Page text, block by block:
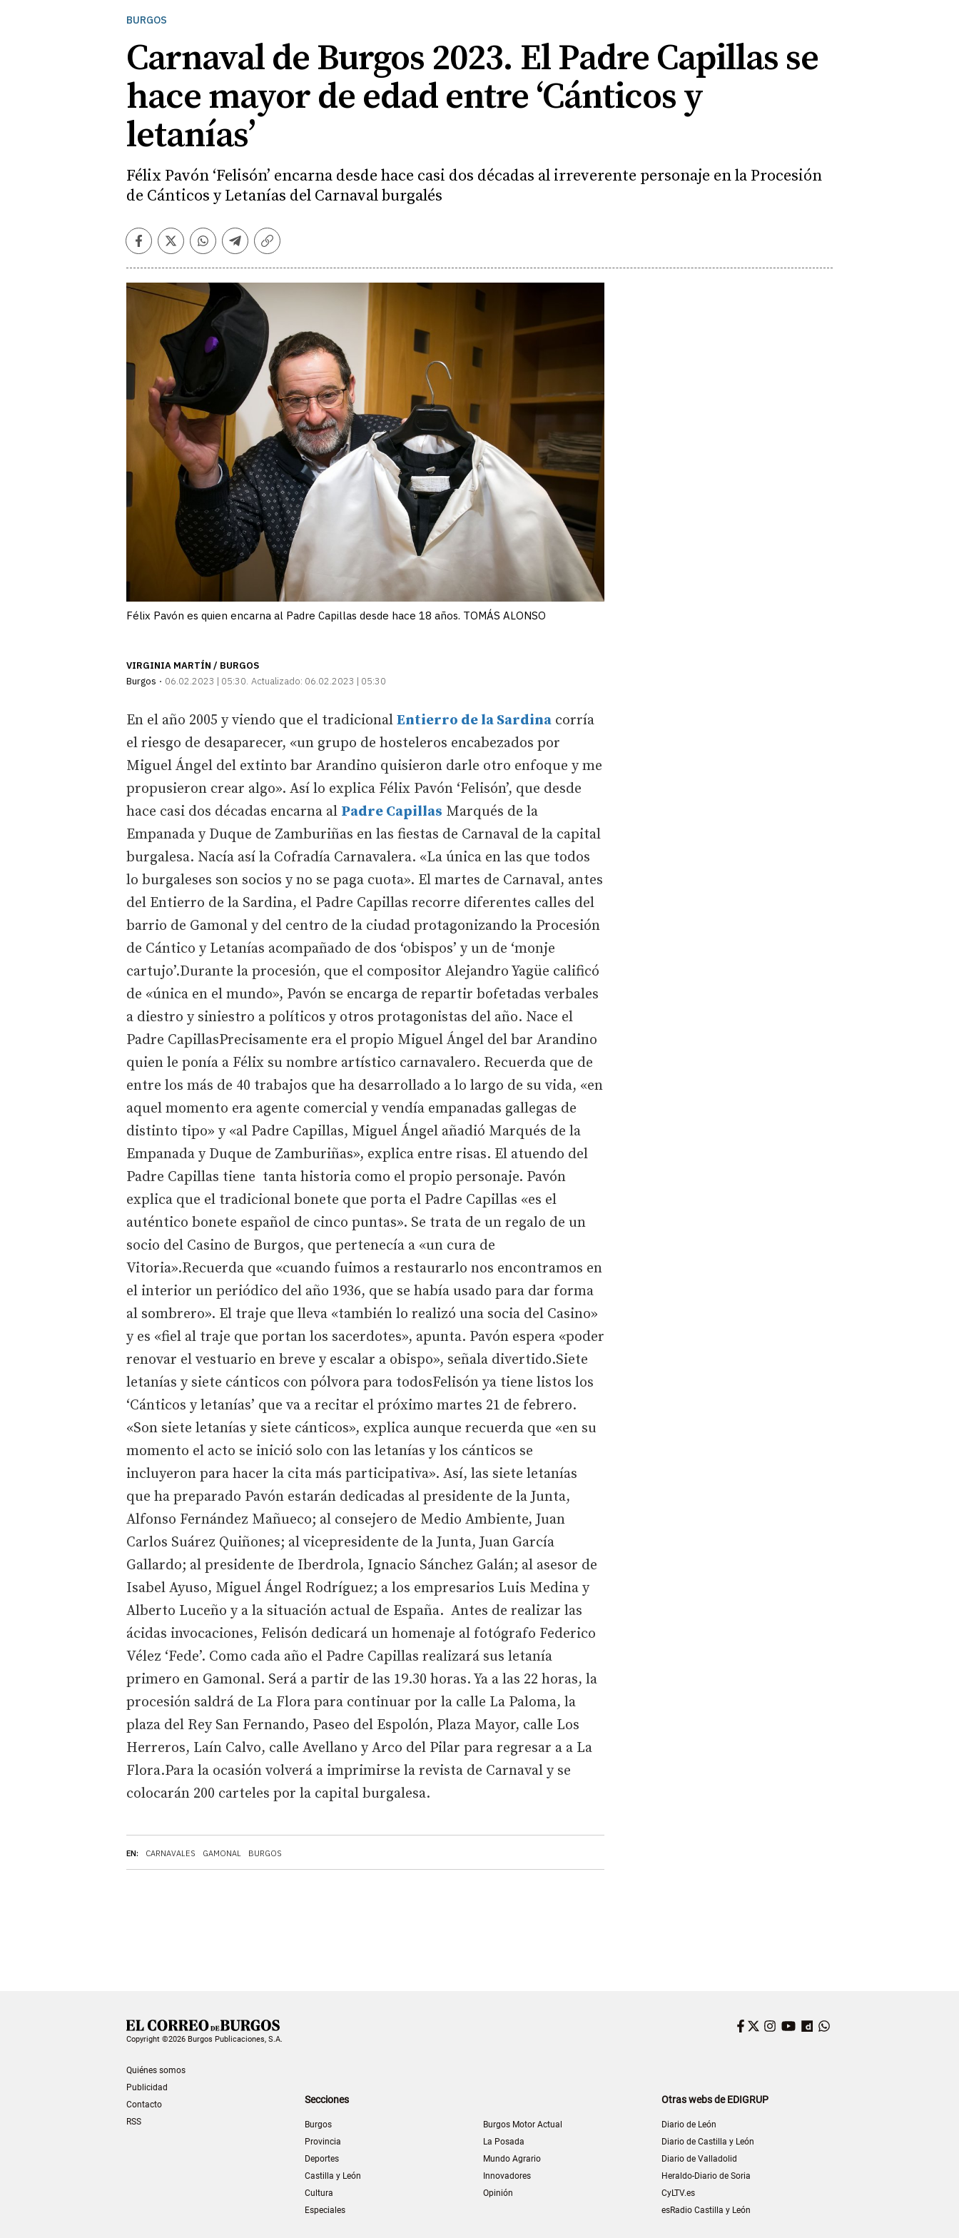
BURGOS
Carnaval de Burgos 2023. El Padre Capillas se
hace mayor de edad entre ‘Cánticos y
letanías’
Félix Pavón ‘Felisón’ encarna desde hace casi dos décadas al irreverente personaje en la Procesión
de Cánticos y Letanías del Carnaval burgalés
Facebook
TwitterWhatsapp
Telegram
Copiar
Félix Pavón es quien encarna al Padre Capillas desde hace 18 años. TOMÁS ALONSO
VIRGINIA MARTÍN / BURGOS
Burgos
06.02.2023 | 05:30 Actualizado: 06.02.2023 | 05:30
EN: CARNAVALES GAMONAL BURGOS
En el año 2005 y viendo que el tradicional Entierro de la Sardina corría
el riesgo de desaparecer, «un grupo de hosteleros encabezados por
Miguel Ángel del extinto bar Arandino quisieron darle otro enfoque y me
propusieron crear algo». Así lo explica Félix Pavón ‘Felisón’, que desde
hace casi dos décadas encarna al Padre Capillas Marqués de la
Empanada y Duque de Zamburiñas en las fiestas de Carnaval de la capital
burgalesa. Nacía así la Cofradía Carnavalera. «La única en las que todos
lo burgaleses son socios y no se paga cuota». El martes de Carnaval, antes
del Entierro de la Sardina, el Padre Capillas recorre diferentes calles del
barrio de Gamonal y del centro de la ciudad protagonizando la Procesión
de Cántico y Letanías acompañado de dos ‘obispos’ y un de ‘monje
cartujo’.Durante la procesión, que el compositor Alejandro Yagüe calificó
de «única en el mundo», Pavón se encarga de repartir bofetadas verbales
a diestro y siniestro a políticos y otros protagonistas del año. Nace el
Padre CapillasPrecisamente era el propio Miguel Ángel del bar Arandino
quien le ponía a Félix su nombre artístico carnavalero. Recuerda que de
entre los más de 40 trabajos que ha desarrollado a lo largo de su vida, «en
aquel momento era agente comercial y vendía empanadas gallegas de
distinto tipo» y «al Padre Capillas, Miguel Ángel añadió Marqués de la
Empanada y Duque de Zamburiñas», explica entre risas. El atuendo del
Padre Capillas tiene tanta historia como el propio personaje. Pavón
explica que el tradicional bonete que porta el Padre Capillas «es el
auténtico bonete español de cinco puntas». Se trata de un regalo de un
socio del Casino de Burgos, que pertenecía a «un cura de
Vitoria».Recuerda que «cuando fuimos a restaurarlo nos encontramos en
el interior un periódico del año 1936, que se había usado para dar forma
al sombrero». El traje que lleva «también lo realizó una socia del Casino»
y es «fiel al traje que portan los sacerdotes», apunta. Pavón espera «poder
renovar el vestuario en breve y escalar a obispo», señala divertido.Siete
letanías y siete cánticos con pólvora para todosFelisón ya tiene listos los
‘Cánticos y letanías’ que va a recitar el próximo martes 21 de febrero.
«Son siete letanías y siete cánticos», explica aunque recuerda que «en su
momento el acto se inició solo con las letanías y los cánticos se
incluyeron para hacer la cita más participativa». Así, las siete letanías
que ha preparado Pavón estarán dedicadas al presidente de la Junta,
Alfonso Fernández Mañueco; al consejero de Medio Ambiente, Juan
Carlos Suárez Quiñones; al vicepresidente de la Junta, Juan García
Gallardo; al presidente de Iberdrola, Ignacio Sánchez Galán; al asesor de
Isabel Ayuso, Miguel Ángel Rodríguez; a los empresarios Luis Medina y
Alberto Luceño y a la situación actual de España. Antes de realizar las
ácidas invocaciones, Felisón dedicará un homenaje al fotógrafo Federico
Vélez ‘Fede’. Como cada año el Padre Capillas realizará sus letanía
primero en Gamonal. Será a partir de las 19.30 horas. Ya a las 22 horas, la
procesión saldrá de La Flora para continuar por la calle La Paloma, la
plaza del Rey San Fernando, Paseo del Espolón, Plaza Mayor, calle Los
Herreros, Laín Calvo, calle Avellano y Arco del Pilar para regresar a a La
Flora.Para la ocasión volverá a imprimirse la revista de Carnaval y se
colocarán 200 carteles por la capital burgalesa.
Copyright ©2026 Burgos Publicaciones, S.A.
Quiénes somos
Publicidad
Contacto
RSS
Facebook
Twitter
Instagram
YouTube
Dailymotion
Secciones
Burgos
Provincia
Deportes
Castilla y León
Cultura
Especiales
Burgos Motor Actual
La Posada
Mundo Agrario
Innovadores
Opinión
Otras webs de EDIGRUP
Diario de León
Diario de Castilla y León
Diario de Valladolid
Heraldo-Diario de Soria
CyLTV.es
esRadio Castilla y León